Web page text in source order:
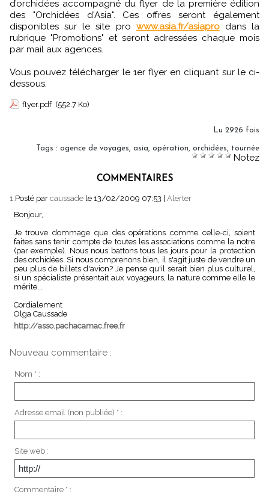
d’orchidées accompagné du flyer de la première édition
des "Orchidées d'Asia". Ces offres seront également
disponibles sur le site pro www.asia.fr/asiaprodans la
rubrique "Promotions" et seront adressées chaque mois
par mail aux agences.
Vous pouvez télécharger le 1er flyer en cliquant sur le ci-
dessous.
flyer.pdf (552.7 Ko)
Lu 2926 fois
Tags : agence de voyages, asia, opération, orchidées, tournée
Notez
COMMENTAIRES
1. Posté par caussade le 13/02/2009 07:53
Alerter
Bonjour,
Je trouve dommage que des opérations comme celle-ci, soient
faites sans tenir compte de toutes les associations comme la notre
(par exemple). Nous nous battons tous les jours pour la protection
des orchidées. Si nous comprenons bien, il s'agit juste de vendre un
peu plus de billets d'avion? Je pense qu'il serait bien plus culturel,
si un spécialiste présentait aux voyageurs, la nature comme elle le
mérite...
Cordialement
Olga Caussade
http://asso.pachacamac.free.fr
Nouveau commentaire :
Nom * :
Adresse email (non publiée) * :
Site web :
Commentaire * :